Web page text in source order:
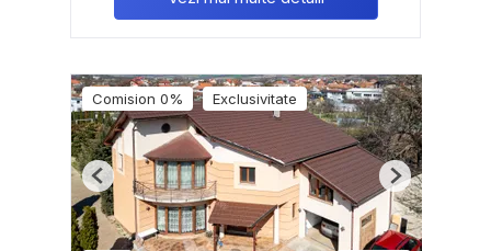
Comision 0% Exclusivitate
Previous Next